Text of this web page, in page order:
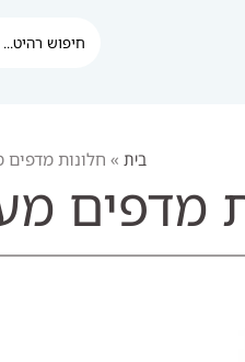
בית » חלונות
מדפים